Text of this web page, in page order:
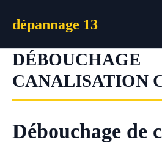
dépannage 13
DÉBOUCHAGE
CANALISATION
Débouchage de